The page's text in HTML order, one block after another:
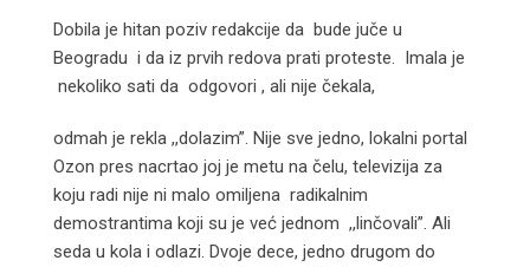
Dobila je hitan poziv redakcije da bude juče u
Beogradu i da iz prvih redova prati proteste. Imala je
nekoliko sati da odgovori , ali nije čekala,
odmah je rekla ,,dolazim”. Nije sve jedno, lokalni portal
Ozon pres nacrtao joj je metu na čelu, televizija za
koju radi nije ni malo omiljena radikalnim
demostrantima koji su je već jednom ,,linčovali”. Ali
seda u kola i odlazi. Dvoje dece, jedno drugom do